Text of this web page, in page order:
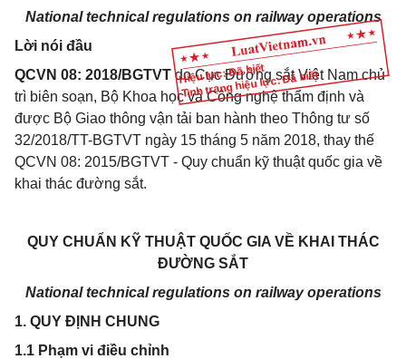
Hiệu lực: Đã biết
Tình trạng hiệu lực: Đã biết
National technical regulations on railway operations
Lời nói đầu
QCVN 08: 2018/BGTVTdo Cục Đường sắt Việt Nam chủ
trì biên soạn, Bộ Khoa học và Công nghệ thẩm định và
được Bộ Giao thông vận tải ban hành theo Thông tư số
32/2018/TT-BGTVT ngày 15 tháng 5 năm 2018, thay thế
QCVN 08: 2015/BGTVT - Quy chuẩn kỹ thuật quốc gia về
khai thác đường sắt.
QUY CHUẨN KỸ THUẬT QUỐC GIA VỀ KHAI THÁC
ĐƯỜNG SẮT
National technical regulations on railway operations
1. QUY ĐỊNH CHUNG
1.1 Phạm vi điều chỉnh